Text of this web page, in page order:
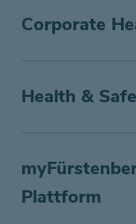
Corporate
Health &
Plattform